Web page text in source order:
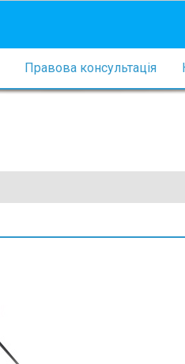
Правова консультація